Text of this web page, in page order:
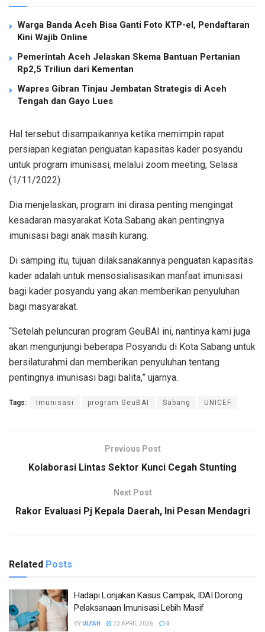
Warga Banda Aceh Bisa Ganti Foto KTP-el, Pendaftaran
Kini Wajib Online
Pemerintah Aceh Jelaskan Skema Bantuan Pertanian
Rp2,5 Triliun dari Kementan
Wapres Gibran Tinjau Jembatan Strategis di Aceh
Tengah dan Gayo Lues
Hal tersebut disampaikannya ketika memimpin rapat
persiapan kegiatan penguatan kapasitas kader posyandu
untuk program imunisasi, melalui zoom meeting, Selasa
(1/11/2022).
Dia menjelaskan, program ini dirasa penting mengingat
kesadaran masyarakat Kota Sabang akan pentingnya
imunisasi bagi anak masih kurang.
Di samping itu, tujuan dilaksanakannya penguatan kapasitas
kader adalah untuk mensosialisasikan manfaat imunisasi
bagi kader posyandu yang akan memberikan penyuluhan
bagi masyarakat.
“Setelah peluncuran program GeuBAI ini, nantinya kami juga
akan mengunjungi beberapa Posyandu di Kota Sabang untuk
bersilaturahmi dan memberikan penyuluhan tentang
pentingnya imunisasi bagi balita,” ujarnya.
Tags: Imunisasi program GeuBAI Sabang UNICEF
Previous Post
Kolaborasi Lintas Sektor Kunci Cegah Stunting
Next Post
Rakor Evaluasi Pj Kepala Daerah, Ini Pesan Mendagri
Related Posts
Hadapi Lonjakan Kasus Campak, IDAI Dorong
Pelaksanaan Imunisasi Lebih Masif
BYULFAH 23 APRIL 2026 0